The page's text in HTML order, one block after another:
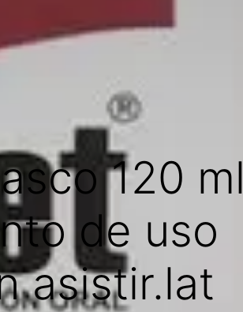
120 ml
de uso
asistir.lat